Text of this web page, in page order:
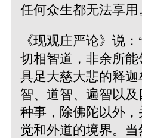
任何众生都无法享用
《现观庄严论》说
切相智道，非余所能
具足大慈大悲的释
智、道智、遍智以
种事，除佛陀以外
觉和外道的境界。